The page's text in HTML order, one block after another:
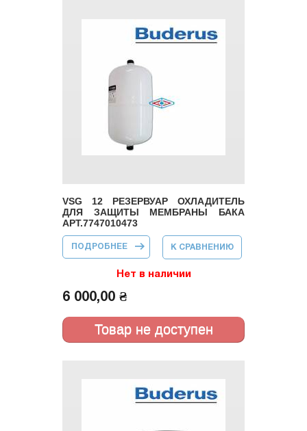
VSG 12 РЕЗЕРВУАР ОХЛАДИТЕЛЬ
ДЛЯ ЗАЩИТЫ МЕМБРАНЫ БАКА
АРТ.7747010473
6 000,00 ₴
К СРАВНЕНИЮ
Нет в наличии
ПОДРОБНЕЕ О VSG 12
РЕЗЕРВУАР
ДЛЯ ЗАЩИТЫ
МЕМБРАНЫ